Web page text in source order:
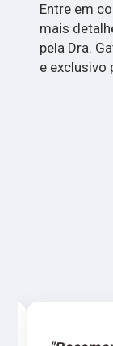
Entre em
mais
pela Dra.
e exclusivo